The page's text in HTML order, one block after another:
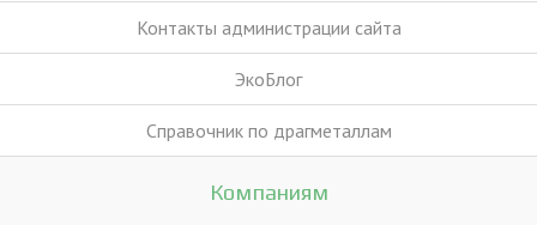
Контакты администрации сайта
ЭкоБлог
Справочник по драгметаллам
Компаниям